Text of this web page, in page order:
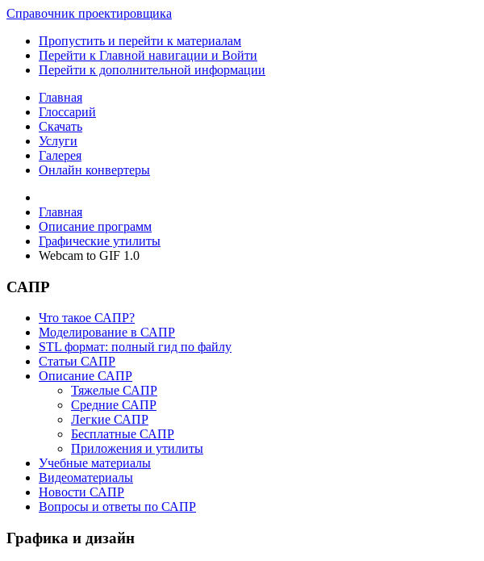
Справочник проектировщика
Пропустить и перейти к материалам
Перейти к Главной навигации и Войти
Перейти к дополнительной информации
Главная
Глоссарий
Скачать
Услуги
Галерея
Онлайн конвертеры
Главная
Описание программ
Графические утилиты
Webcam to GIF 1.0
САПР
Что такое САПР?
Моделирование в САПР
STL формат: полный гид по файлу
Статьи САПР
Описание САПР
Тяжелые САПР
Средние САПР
Легкие САПР
Бесплатные САПР
Приложения и утилиты
Учебные материалы
Видеоматериалы
Новости САПР
Вопросы и ответы по САПР
Графика и дизайн